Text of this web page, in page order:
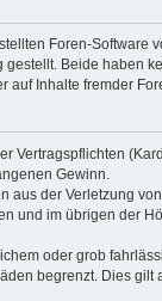
Foren-Software
Beide haben
auf Inhalte fremder
Vertragspflichten
Gewinn.
der Verletzung
und im übrigen der
oder grob
begrenzt. Dies